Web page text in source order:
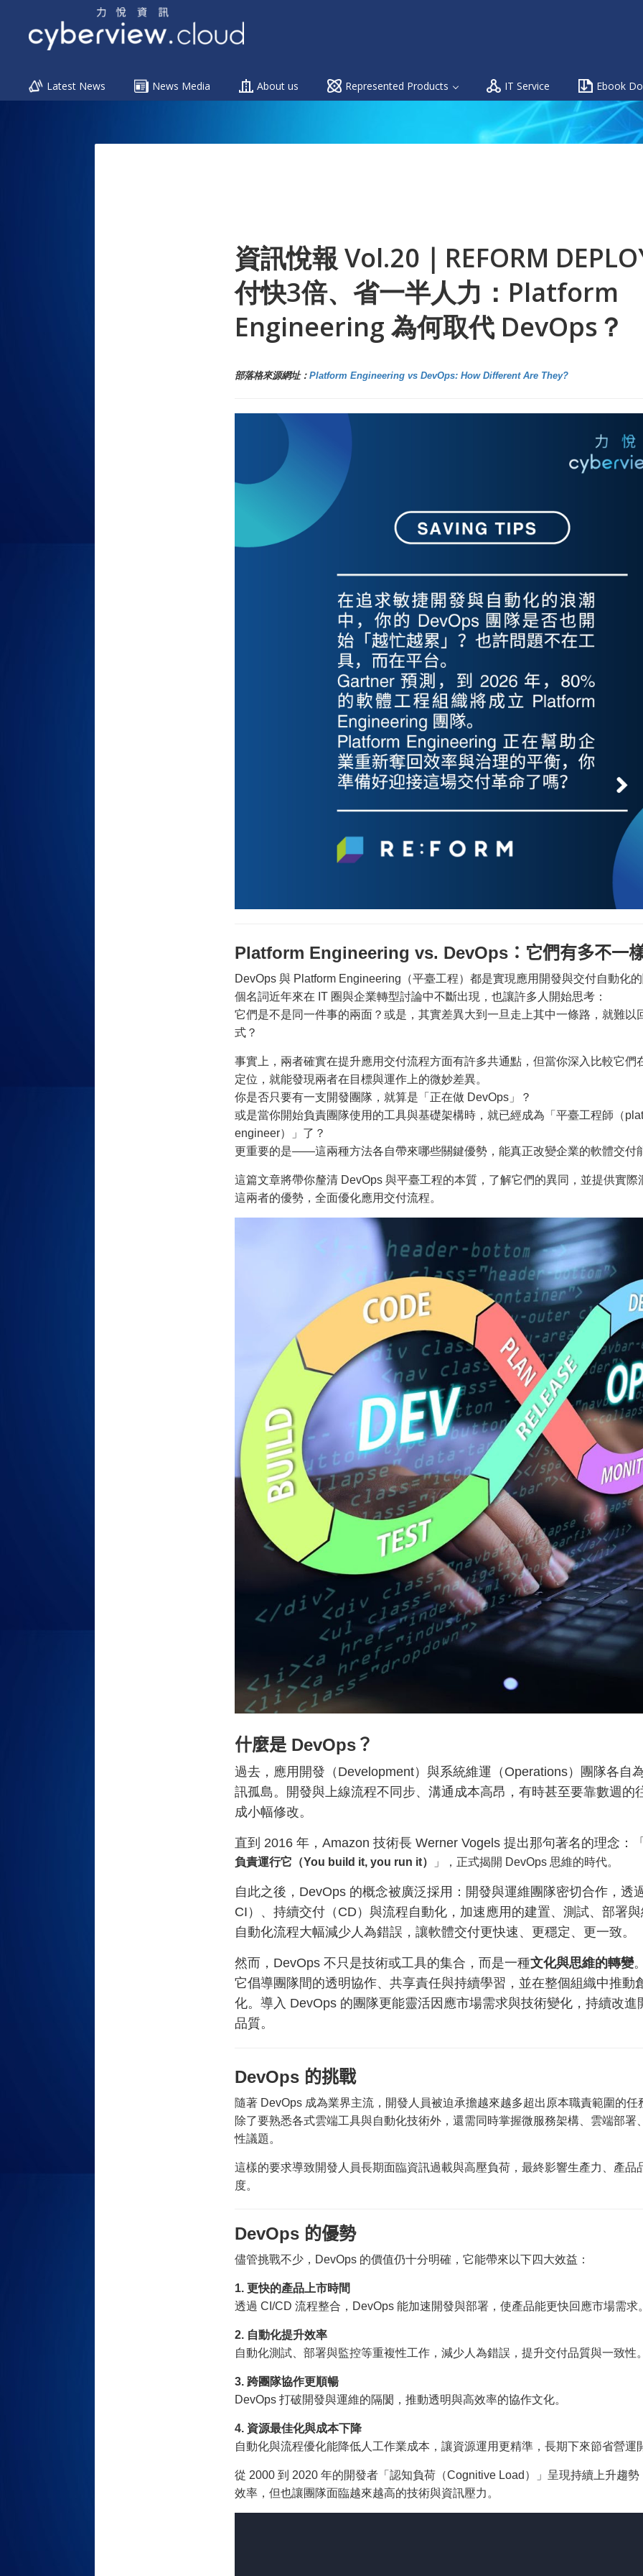
Latest News News Media About us Represented Products IT Service Ebook
資訊悅報 Vol.20｜REFORM
付快3倍、省一半人力：Platform
Engineering 為何取代 DevOps？
部落格來源網址： Platform Engineering vs DevOps: How Different Are They?
Platform Engineering vs. DevOps：它們有多不一
DevOps 與 Platform Engineering（平臺工程） 都是實現應用開發與交付自動化
個名詞近年來在 IT 圈與企業轉型討論中不斷出現，也讓許多人開始思考：
它們是不是同一件事的兩面？或是， 其實差異大到一旦走上其中一條路，就難以
式？
事實上，兩者確實在提升應用交付流程方面有許多共通點， 但當你深入比較它們
定位， 就能發現兩者在目標與運作上的微妙差異。
你是否只要有一支開發團隊，就算是「正在做 DevOps」？
或是當你開始負責團隊使用的工具與基礎架構時，就已經成為「 平臺工程師（
engineer）」了？
更重要的是——這兩種方法各自帶來哪些關鍵優勢， 能真正改變企業的軟體交付
這篇文章將帶你釐清 DevOps 與平臺工程的本質，了解它們的異同，並提供實際
這兩者的優勢，全面優化應用交付流程。
什麼是 DevOps？
過去，應用開發（Development）與系統維運（ Operations）團隊各自
訊孤島。 開發與上線流程不同步、溝通成本高昂， 有時甚至要靠數週的
成小幅修改。
直到 2016 年，Amazon 技術長 Werner Vogels 提出那句著名的理念：
負責運行它 （You build it, you run it） 」，正式揭開 DevOps 思維的時代。
自此之後，DevOps 的概念被廣泛採用：開發與運維團隊密切合作，透
CI）、持續交付（CD）與流程自動化，加速應用的建置、測試、 部署
自動化流程大幅減少人為錯誤，讓軟體交付更快速、更穩定、 更一致。
然而，DevOps 不只是技術或工具的集合，而是一種文化與思維的轉變
它倡導團隊間的透明協作、共享責任與持續學習， 並在整個組織中推動
化。導入 DevOps 的團隊更能靈活因應市場需求與技術變化， 持續改進
品質。
DevOps 的挑戰
隨著 DevOps 成為業界主流， 開發人員被迫承擔越來越多超出原本職責範圍的任
除了要熟悉各式雲端工具與自動化技術外， 還需同時掌握微服務架構、雲端部署
性議題。
這樣的要求導致開發人員長期面臨資訊過載與高壓負荷， 最終影響生產力、產品
度。
DevOps 的優勢
儘管挑戰不少，DevOps 的價值仍十分明確，它能帶來以下四大效益：
1. 更快的產品上市時間
透過 CI/CD 流程整合，DevOps 能加速開發與部署，使產品能更快回應市場需求
2. 自動化提升效率
自動化測試、部署與監控等重複性工作，減少人為錯誤， 提升交付品質與一致性
3. 跨團隊協作更順暢
DevOps 打破開發與運維的隔閡，推動透明與高效率的協作文化。
4. 資源最佳化與成本下降
自動化與流程優化能降低人工作業成本，讓資源運用更精準， 長期下來節省營運
從 2000 到 2020 年的開發者「認知負荷（Cognitive Load）」呈現持續上升趨
效率，但也讓團隊面臨越來越高的技術與資訊壓力。